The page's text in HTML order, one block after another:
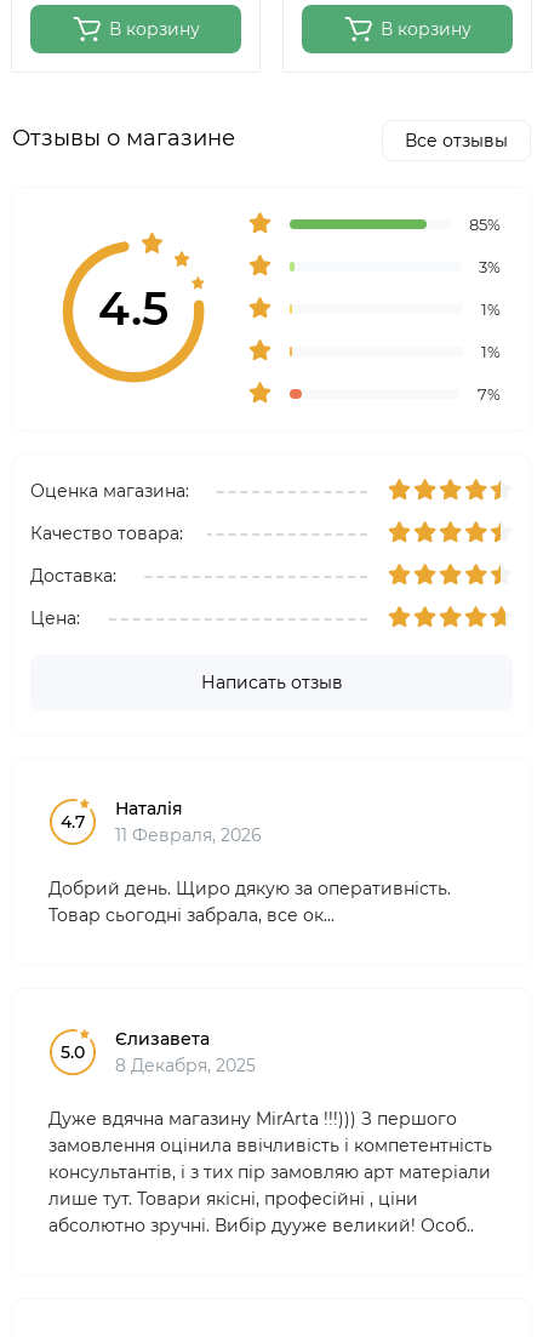
В корзину В корзину
Отзывы о магазине Все отзывы
4.5
85%
3%
1%
1%
7%
Оценка магазина:
Качество товара:
Доставка:
Цена:
Написать отзыв
4.7
Наталія
11 Февраля, 2026
Добрий день. Щиро дякую за оперативність.
Товар сьогодні забрала, все ок...
5.0
Єлизавета
8 Декабря, 2025
Дуже вдячна магазину MirArta !!!))) З першого
замовлення оцінила ввічливість і компетентність
консультантів, і з тих пір замовляю арт матеріали
лише тут. Товари якісні, професійні , ціни
абсолютно зручні. Вибір дууже великий! Особ..